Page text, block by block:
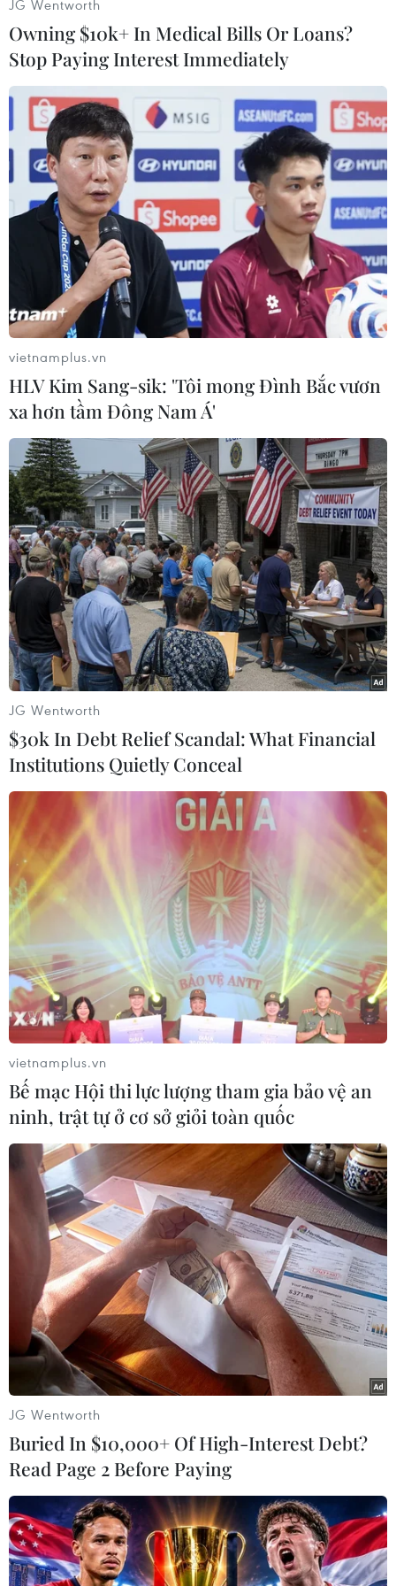
JG Wentworth
Owning $10k+ In Medical Bills Or Loans?
Stop Paying Interest Immediately
vietnamplus.vn
HLV Kim Sang-sik: 'Tôi mong Đình Bắc vươn
xa hơn tầm Đông Nam Á'
JG Wentworth
$30k In Debt Relief Scandal: What Financial
Institutions Quietly Conceal
vietnamplus.vn
Bế mạc Hội thi lực lượng tham gia bảo vệ an
ninh, trật tự ở cơ sở giỏi toàn quốc
JG Wentworth
Buried In $10,000+ Of High-Interest Debt?
Read Page 2 Before Paying